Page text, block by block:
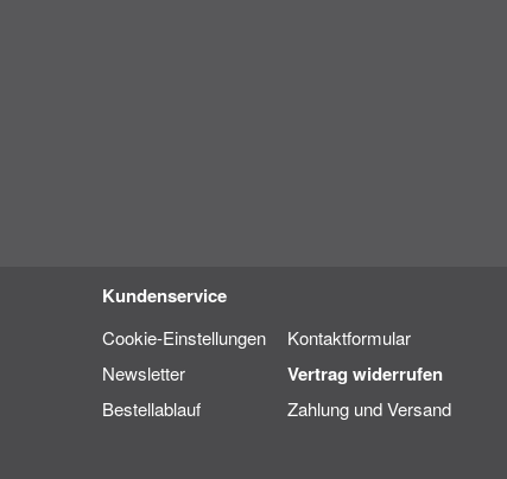
Kundenservice
Cookie-Einstellungen
Kontaktformular
Newsletter
Vertrag widerrufen
Bestellablauf Zahlung und Versand